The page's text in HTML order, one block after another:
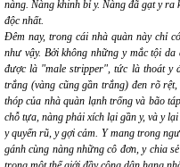
nàng. Nàng khinh bỉ y. Nàng đã gạt y
độc nhất.
Đêm nay, trong cái nhà quàn này chỉ
như vậy. Bởi không những y mắc tội da
được là "male stripper", tức là thoát y
trắng (vàng cũng gần trắng) đen rõ
thóp của nhà quàn lạnh trống và bão
chỗ tựa, nàng phải xích lại gần y, và y
y quyến rũ, y gợi cảm. Y mang trong
gánh cùng nàng những cô đơn, y chia